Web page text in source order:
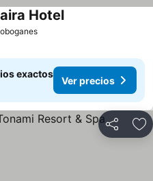
Ver precios
HotelVer precios
exactos
Ver precios
Compartir